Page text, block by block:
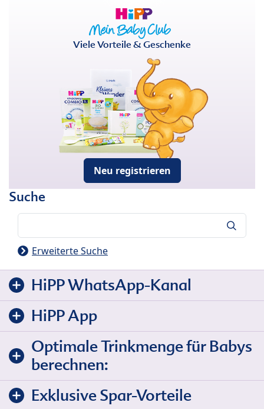
Viele Vorteile & Geschenke
Neu registrieren
Suche
Erweiterte Suche
HiPP WhatsApp-Kanal
HiPP App
Optimale Trinkmenge für Babys
berechnen:
Exklusive Spar-Vorteile